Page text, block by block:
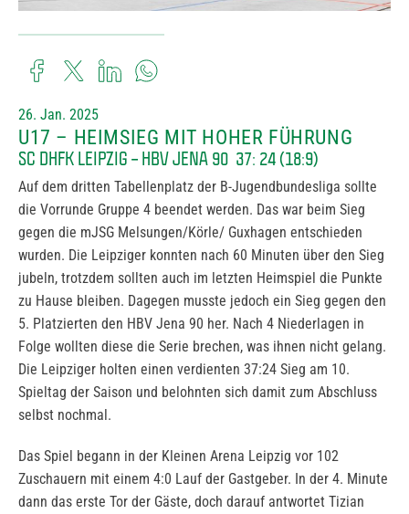
26. Jan. 2025
U17 – HEIMSIEG MIT HOHER FÜHRUNG
SC DHFK LEIPZIG – HBV JENA 90 37: 24 (18:9)
Auf dem dritten Tabellenplatz der B-Jugendbundesliga sollte
die Vorrunde Gruppe 4 beendet werden. Das war beim Sieg
gegen die mJSG Melsungen/Körle/ Guxhagen entschieden
wurden. Die Leipziger konnten nach 60 Minuten über den Sieg
jubeln, trotzdem sollten auch im letzten Heimspiel die Punkte
zu Hause bleiben. Dagegen musste jedoch ein Sieg gegen den
5. Platzierten den HBV Jena 90 her. Nach 4 Niederlagen in
Folge wollten diese die Serie brechen, was ihnen nicht gelang.
Die Leipziger holten einen verdienten 37:24 Sieg am 10.
Spieltag der Saison und belohnten sich damit zum Abschluss
selbst nochmal.
Das Spiel begann in der Kleinen Arena Leipzig vor 102
Zuschauern mit einem 4:0 Lauf der Gastgeber. In der 4. Minute
dann das erste Tor der Gäste, doch darauf antwortet Tizian